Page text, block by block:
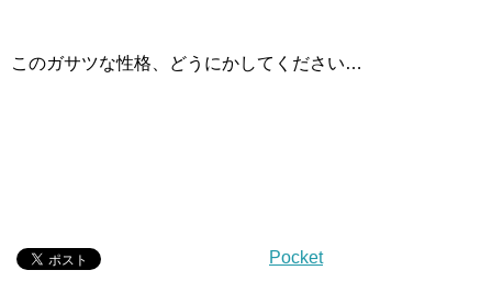
このガサツな性格、どうにかしてください…
Pocket